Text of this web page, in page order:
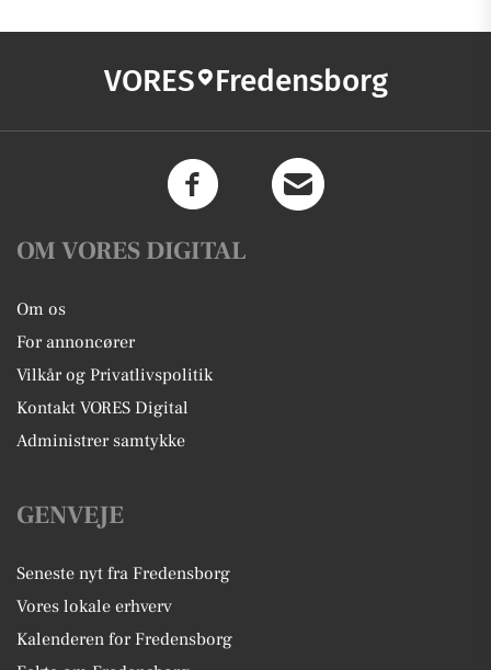
VORES Fredensborg
OM VORES DIGITAL
Om os
For annoncører
Vilkår og Privatlivspolitik
Kontakt VORES Digital
Administrer samtykke
GENVEJE
Seneste nyt fra Fredensborg
Vores lokale erhverv
Kalenderen for Fredensborg